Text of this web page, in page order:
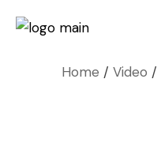
Home Video